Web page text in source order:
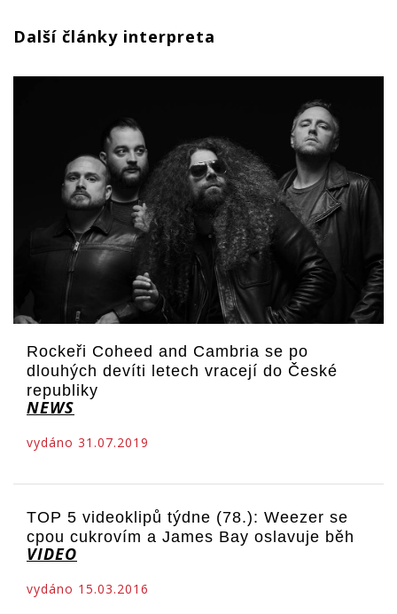
Další články interpreta
Rockeři Coheed and Cambria se po
dlouhých devíti letech vracejí do České
republiky
NEWS
vydáno 31.07.2019
TOP 5 videoklipů týdne (78.): Weezer se
cpou cukrovím a James Bay oslavuje běh
VIDEO
vydáno 15.03.2016